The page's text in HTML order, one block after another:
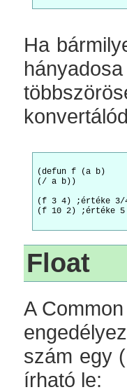
Ha
(defun f (a b)
(/ a b))
(f 3 4) ;értéke
(f 10 2) ;értéke
Float
A
szám egy
írható le: